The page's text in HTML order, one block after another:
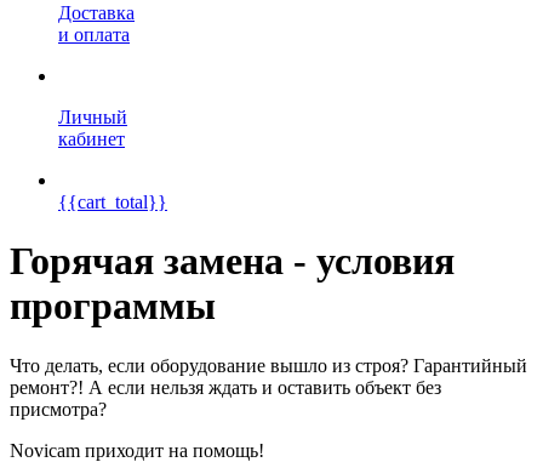
Доставка
и оплата
Личный
кабинет
{{cart_total}}
Горячая замена - условия
программы
Что делать, если оборудование вышло из строя? Гарантийный
ремонт?! А если нельзя ждать и оставить объект без
присмотра?
Novicam приходит на помощь!